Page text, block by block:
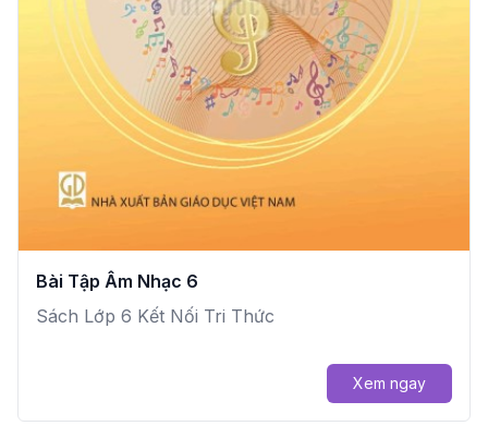
Bài Tập Âm Nhạc 6
Sách Lớp 6 Kết Nối Tri Thức
Xem ngay